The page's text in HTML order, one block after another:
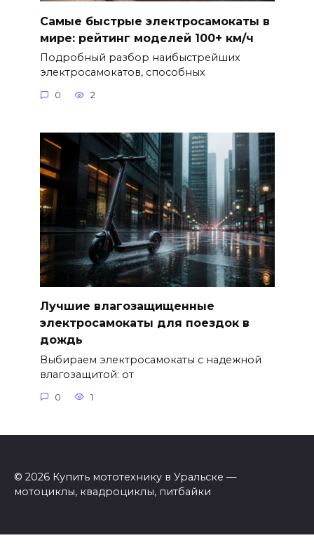
Самые быстрые электросамокаты в
мире: рейтинг моделей 100+ км/ч
Подробный разбор наибыстрейших
электросамокатов, способных
0 2
Лучшие влагозащищенные
электросамокаты для поездок в
дождь
Выбираем электросамокаты с надежной
влагозащитой: от
0 1
© 2026 Купить мототехнику в Уральске —
мотоциклы, квадроциклы, питбайки